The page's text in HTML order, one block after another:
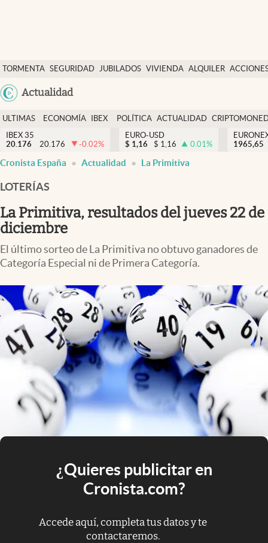
TORMENTA SEGURIDAD JUBILADOS VIVIENDA ALQUILER
USA
Actualidad
Economía y finanzas
Política
Actualidad
Criptomonedas
España
ULTIMAS
NOTICIAS
ECONOMÍA
FINANZAS
IBEX
EURO
POLÍTICA ACTUALIDAD
IBEX 35
20.176
20.176 -0.02%
EURO-USD
$ 1,16 $ 1,16 0.01%
1965,65
Cronista España Actualidad La Primitiva
LOTERÍAS
La Primitiva, resultados del jueves 22 de
diciembre
El último sorteo de La Primitiva no obtuvo ganadores de
Categoría Especial ni de Primera Categoría.
¿Quieres publicitar en
Cronista.com?
Accede aquí, completa tus datos y te
contactaremos.